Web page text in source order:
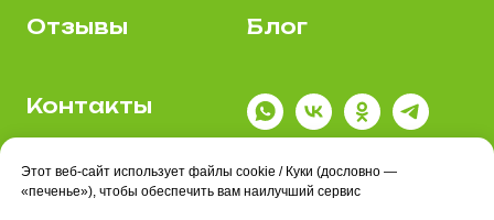
Отзывы
Блог
Контакты
Политика
Этот веб-сайт использует файлы cookie / Куки (дословно —
«печенье»), чтобы обеспечить вам наилучший сервис